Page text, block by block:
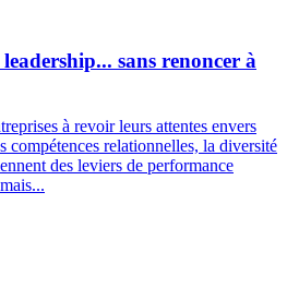
sans renoncer à
à revoir leurs attentes envers
compétences relationnelles, la diversité
des leviers de performance